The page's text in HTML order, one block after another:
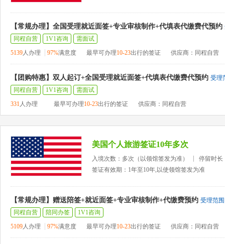
【常规办理】全国受理就近面签+专业审核制作+代填表代缴费代预约
同程自营
1V1咨询
需面试
5139人办理 97%满意度 最早可办理10-23出行的签证 供应商：同程自营
【团购特惠】双人起订+全国受理就近面签+代填表代缴费代预约 受理
同程自营
1V1咨询
需面试
331人办理 最早可办理10-23出行的签证 供应商：同程自营
美国个人旅游签证10年多次
入境次数：多次（以领馆签发为准）
停留时长
签证有效期：1年至10年,以使领馆签发为准
【常规办理】赠送陪签+就近面签+专业审核制作+代缴费预约 受理范围
同程自营
陪同办签
1V1咨询
5109人办理 97%满意度 最早可办理10-23出行的签证 供应商：同程自营